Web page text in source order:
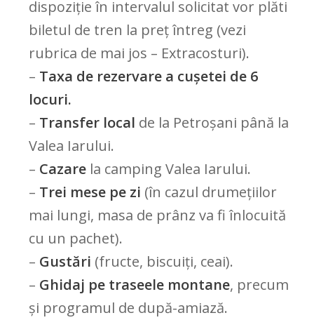
dispoziție în intervalul solicitat vor plăti
biletul de tren la preț întreg (vezi
rubrica de mai jos – Extracosturi).
– Taxa de rezervare a cușetei de 6
locuri.
– Transfer local de la Petroșani până la
Valea Iarului.
– Cazarela camping Valea Iarului.
– Trei mese pe zi (în cazul drumețiilor
mai lungi, masa de prânz va fi înlocuită
cu un pachet).
– Gustări (fructe, biscuiți, ceai).
– Ghidaj pe traseele montane, precum
și programul de după-amiază.